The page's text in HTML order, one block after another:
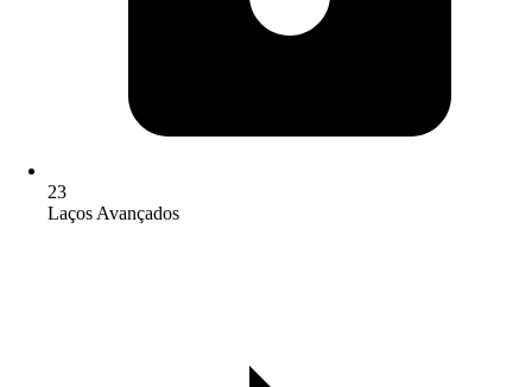
23
Laços Avançados